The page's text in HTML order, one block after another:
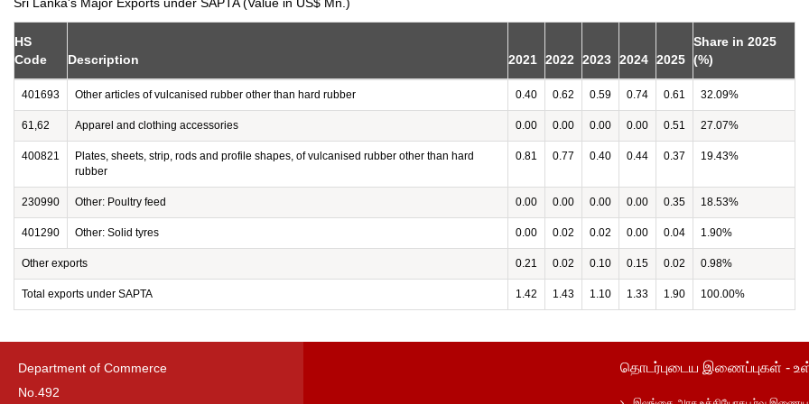
HS
Code
Description 2021 2022 2023 2024 2025
Share in 2025
(%)
401693 Other articles of vulcanised rubber other than hard rubber 0.40 0.62 0.59 0.74 0.61 32.09%
61,62 Apparel and clothing accessories 0.00 0.00 0.00 0.00 0.51 27.07%
400821
Plates, sheets, strip, rods and profile shapes, of vulcanised rubber other than hard
rubber
0.81 0.77 0.40 0.44 0.37 19.43%
230990 Other: Poultry feed 0.00 0.00 0.00 0.00 0.35 18.53%
401290 Other: Solid tyres 0.00 0.02 0.02 0.00 0.04 1.90%
Other exports 0.21 0.02 0.10 0.15 0.02 0.98%
Total exports under SAPTA 1.42 1.43 1.10 1.33 1.90 100.00%
Department of Commerce
No.492
தொடர்புடைய இணைப்புகள் -